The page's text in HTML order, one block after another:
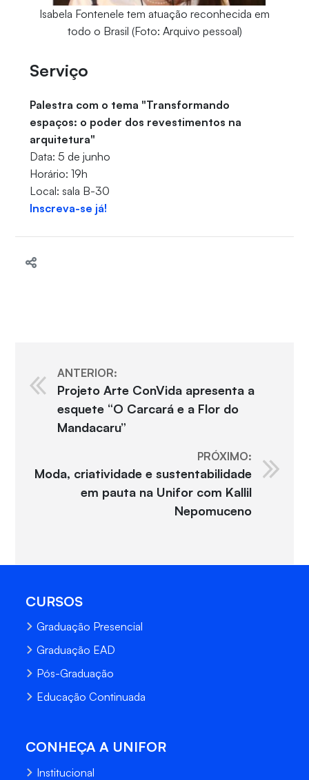
Isabela Fontenele tem atuação reconhecida em
todo o Brasil (Foto: Arquivo pessoal)
Serviço
Palestra com o tema "Transformando
espaços: o poder dos revestimentos na
arquitetura"
Data: 5 de junho
Horário: 19h
Local: sala B-30
Inscreva-se já!
ANTERIOR:
Projeto Arte ConVida apresenta a
esquete “O Carcará e a Flor do
Mandacaru”
PRÓXIMO:
Moda, criatividade e sustentabilidade
em pauta na Unifor com Kallil
Nepomuceno
CURSOS
Graduação Presencial
Graduação EAD
Pós-Graduação
Educação Continuada
CONHEÇA A UNIFOR
Institucional